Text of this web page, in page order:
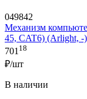
049842
Механизм
45, CAT6) (Arlight, -)
70118
₽/шт
В наличии